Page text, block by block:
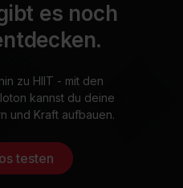
es noch
zu HIIT - mit den
kannst du deine
und Kraft aufbauen.
testen